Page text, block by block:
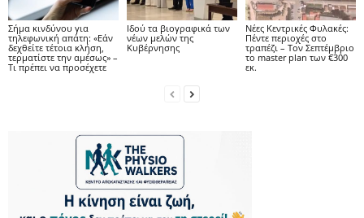
Σήμα κινδύνου για
τηλεφωνική απάτη: «Εάν
δεχθείτε τέτοια κλήση,
τερματίστε την αμέσως» –
Τι πρέπει να προσέχετε
Ιδού τα βιογραφικά των
νέων μελών της
Κυβέρνησης
Νέες Κεντρικές Φυλακές:
Πέντε περιοχές στο
τραπέζι – Τον Σεπτέμβριο
το master plan των €300
εκ.